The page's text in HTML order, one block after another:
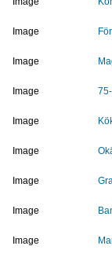
Image
Image
Image
Image
Image
Image
Image
Image